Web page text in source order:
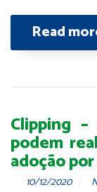
Read
Clipping
podem
adoção
10/12/2020